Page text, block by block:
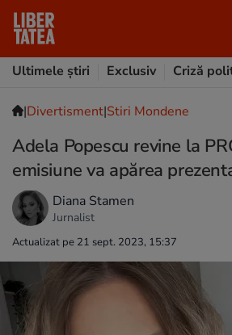
Ultimele știri
Exclusiv Criză
|Divertisment|Stiri Mondene
Adela Popescu revine la
emisiune va apărea
Diana Stamen
Jurnalist
Actualizat pe 21 sept. 2023, 15:37